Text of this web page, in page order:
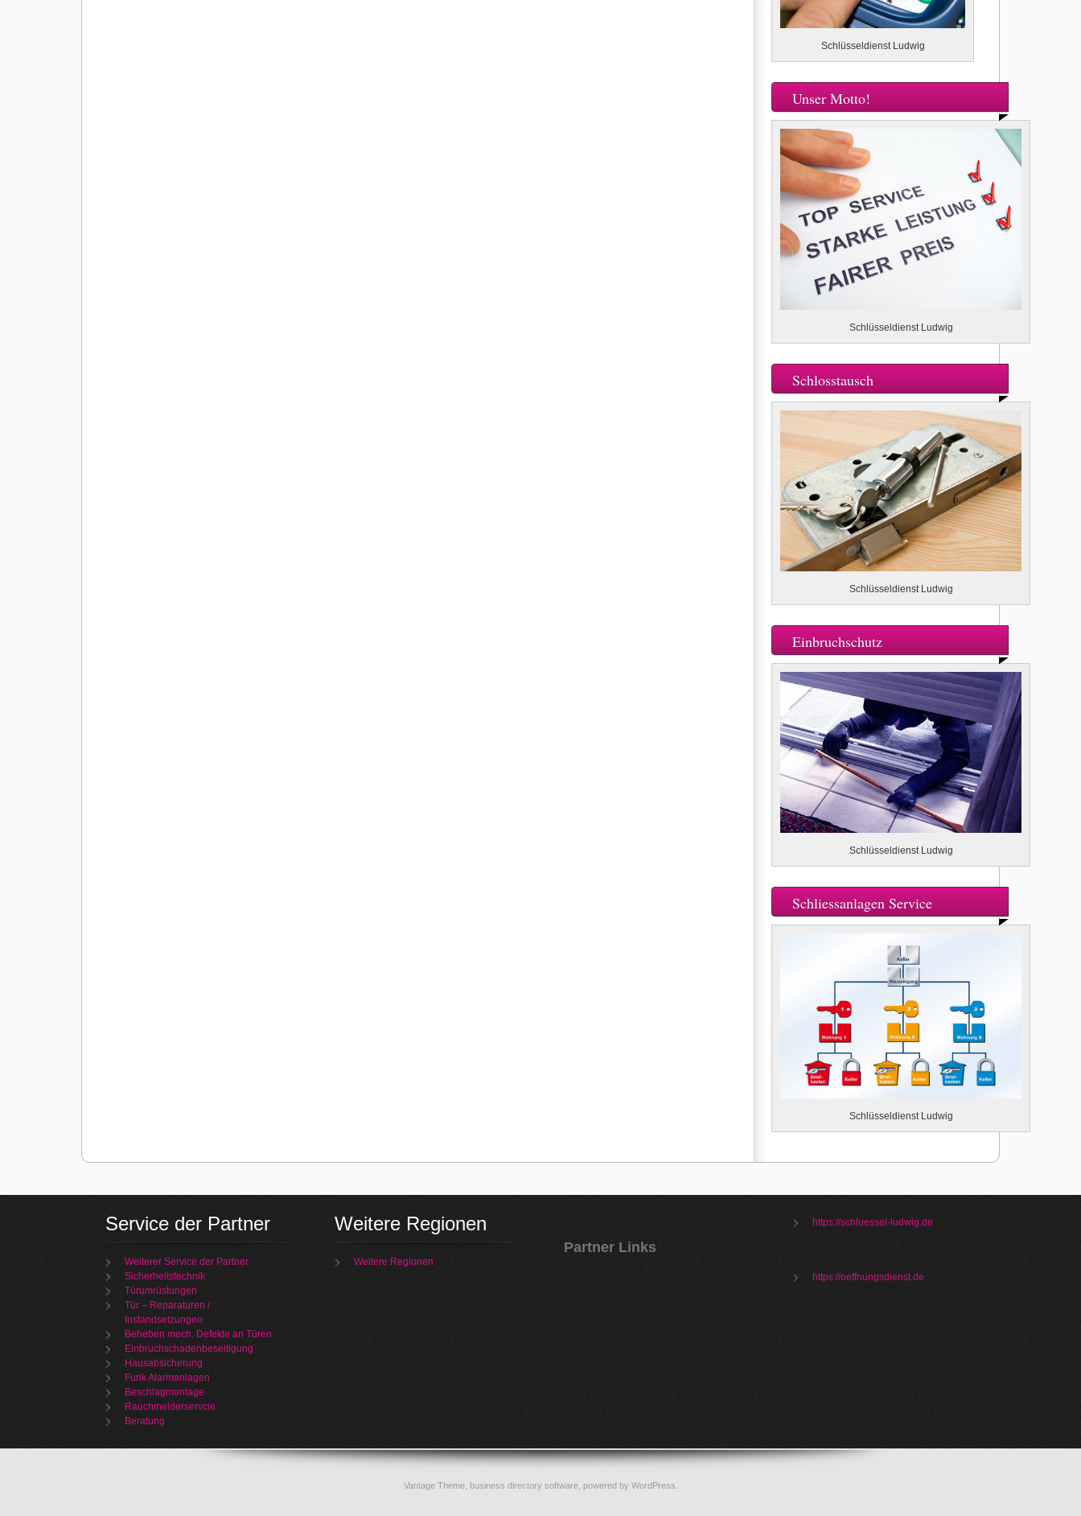
Schlüsseldienst Ludwig
Unser Motto!
Schlüsseldienst Ludwig
Schlosstausch
Schlüsseldienst Ludwig
Einbruchschutz
Schlüsseldienst Ludwig
Schliessanlagen Service
Schlüsseldienst Ludwig
Service der Partner
Weiterer Service der Partner
Sicherheitstechnik
Türumrüstungen
Tür – Reparaturen /
Instandsetzungen
Beheben mech. Defekte an Türen
Einbruchschadenbeseitigung
Hausabsicherung
Funk Alarmanlagen
Beschlagmontage
Rauchmelderservcie
Beratung
Weitere Regionen
Weitere Regionen
Partner Links
https://schluessel-ludwig.de
https://oeffnungsdienst.de
Vantage Theme, business directory software, powered by WordPress